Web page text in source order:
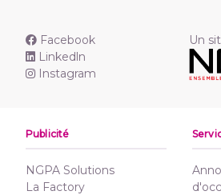
Facebook
Linkedln
Instagram
Un
Publicité
NGPA Solutions
La Factory